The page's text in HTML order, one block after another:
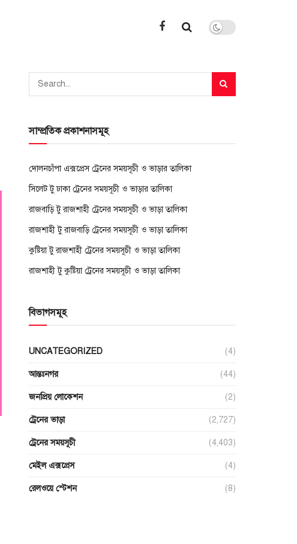
সাম্প্রতিক প্রকাশনাসমূহ
দোলনচাঁপা এক্সপ্রেস ট্রেনের সময়সূচী ও ভাড়ার তালিকা
সিলেট টু ঢাকা ট্রেনের সময়সূচী ও ভাড়ার তালিকা
রাজবাড়ি টু রাজশাহী ট্রেনের সময়সূচী ও ভাড়া তালিকা
রাজশাহী টু রাজবাড়ি ট্রেনের সময়সূচী ও ভাড়া তালিকা
কুষ্টিয়া টু রাজশাহী ট্রেনের সময়সূচী ও ভাড়া তালিকা
রাজশাহী টু কুষ্টিয়া ট্রেনের সময়সূচী ও ভাড়া তালিকা
বিভাগসমূহ
UNCATEGORIZED (4)
আন্তঃনগর (44)
জনপ্রিয় লোকেশন (2)
ট্রেনের ভাড়া (2,727)
ট্রেনের সময়সূচী (4,403)
মেইল এক্সপ্রেস (4)
রেলওয়ে স্টেশন (8)